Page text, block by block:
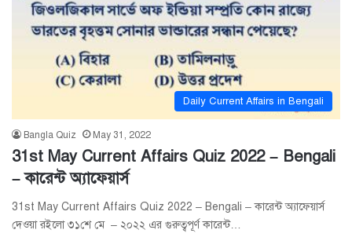
Daily Current Affairs in Bengali
Bangla Quiz May 31, 2022
31st May Current Affairs Quiz 2022 – Bengali
– কারেন্ট অ্যাফেয়ার্স
31st May Current Affairs Quiz 2022 – Bengali – কারেন্ট অ্যাফেয়ার্স
দেওয়া রইলো ৩১শে মে – ২০২২ এর গুরুত্বপূর্ণ কারেন্ট…